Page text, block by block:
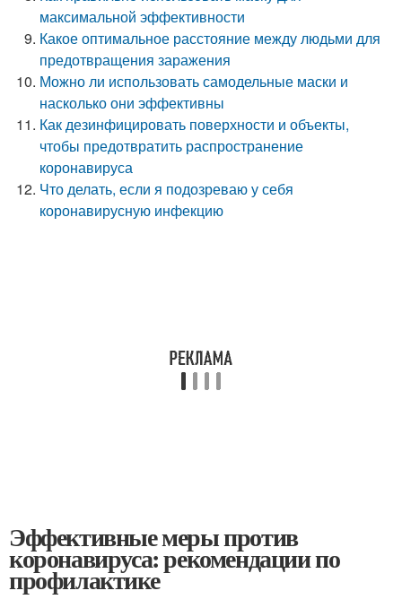
максимальной эффективности
Какое оптимальное расстояние между людьми для
предотвращения заражения
Можно ли использовать самодельные маски и
насколько они эффективны
Как дезинфицировать поверхности и объекты,
чтобы предотвратить распространение
коронавируса
Что делать, если я подозреваю у себя
коронавирусную инфекцию
Эффективные меры против
коронавируса: рекомендации по
профилактике